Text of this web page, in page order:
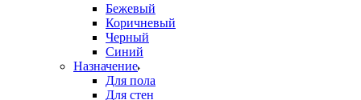
Бежевый
Коричневый
Черный
Синий
Назначение
Для пола
Для стен